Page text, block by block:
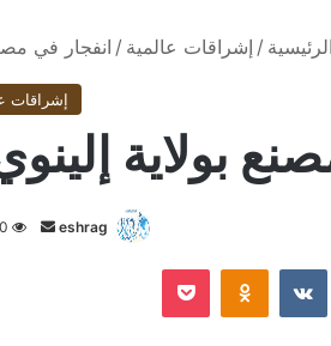
الرئيسية / إشراقات عالمية / انفجار في
إشراقات
بولاية
eshrag
أرسل
Odnoklassniki
‫Pocket